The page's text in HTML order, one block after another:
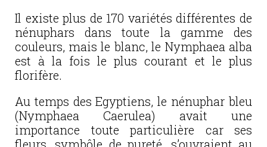
Il existe plus de 170 variétés différentes de
nénuphars dans toute la gamme des
couleurs, mais le blanc, le Nymphaea alba
est à la fois le plus courant et le plus
florifère.
Au temps des Egyptiens, le nénuphar bleu
(Nymphaea Caerulea) avait une
importance toute particulière car ses